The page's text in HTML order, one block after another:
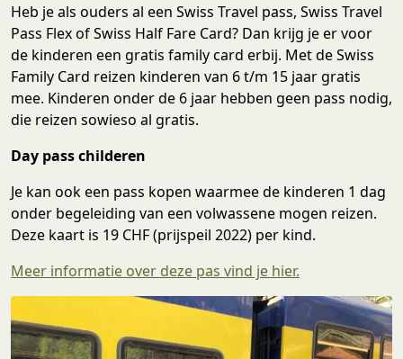
Heb je als ouders al een Swiss Travel pass, Swiss Travel
Pass Flex of Swiss Half Fare Card? Dan krijg je er voor
de kinderen een gratis family card erbij. Met de Swiss
Family Card reizen kinderen van 6 t/m 15 jaar gratis
mee. Kinderen onder de 6 jaar hebben geen pass nodig,
die reizen sowieso al gratis.
Day pass childeren
Je kan ook een pass kopen waarmee de kinderen 1 dag
onder begeleiding van een volwassene mogen reizen.
Deze kaart is 19 CHF (prijspeil 2022) per kind.
Meer informatie over deze pas vind je hier.